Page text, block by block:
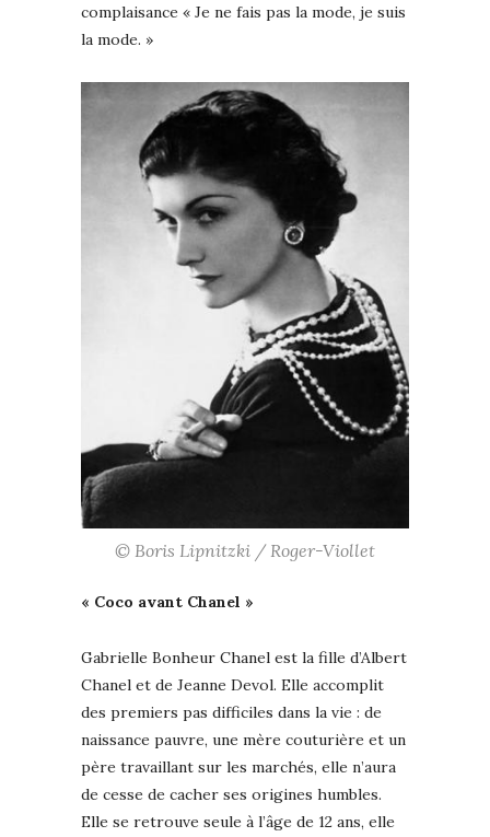
complaisance « Je ne fais pas la mode, je suis
la mode. »
© Boris Lipnitzki / Roger-Viollet
« Coco avant Chanel »
Gabrielle Bonheur Chanel est la fille d’Albert
Chanel et de Jeanne Devol. Elle accomplit
des premiers pas difficiles dans la vie : de
naissance pauvre, une mère couturière et un
père travaillant sur les marchés, elle n’aura
de cesse de cacher ses origines humbles.
Elle se retrouve seule à l’âge de 12 ans, elle